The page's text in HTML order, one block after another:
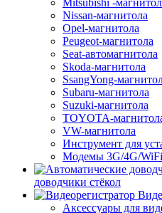
Mitsubishi -
Nissan-магнитола
Opel-магнитола
Peugeot-магнитола
Seat-автомагнитола
Skoda-магнитола
SsangYong-
Subaru-магнитола
Suzuki-магнитола
TOYOTA-
VW-магнитола
Инструмент для
Модемы 3G/4G/WiFi
доводчики стёкол
Аксессуары для